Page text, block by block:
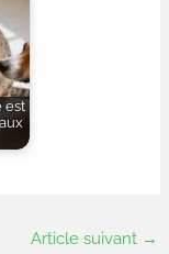
est
Article suivant →